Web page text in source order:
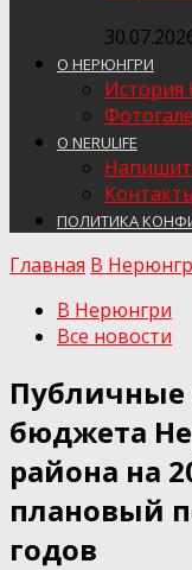
О НЕРЮНГРИ
История
О NERULIFE
ПОЛИТИКА
Главная В
В Нерюнгри
Все новости
Публичные
бюджета
района на
плановый
годов